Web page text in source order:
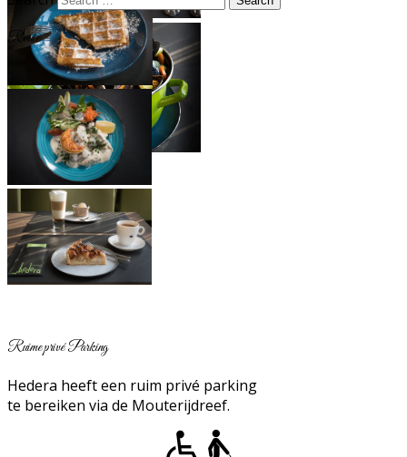
Route
Ruime privé Parking
Hedera heeft een ruim privé parking
te bereiken via de Mouterijdreef.